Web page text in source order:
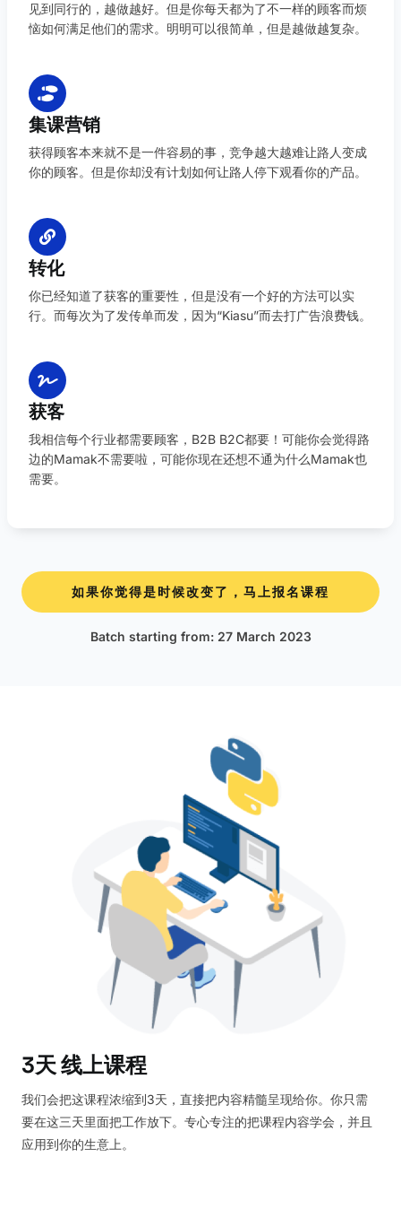
见到同行的，越做越好。但是你每天都为了不一样的顾客而烦
恼如何满足他们的需求。明明可以很简单，但是越做越复杂。
集课营销
获得顾客本来就不是一件容易的事，竞争越大越难让路人变成
你的顾客。但是你却没有计划如何让路人停下观看你的产品。
转化
你已经知道了获客的重要性，但是没有一个好的方法可以实
行。而每次为了发传单而发，因为“Kiasu”而去打广告浪费钱。
获客
我相信每个行业都需要顾客，B2B B2C都要！可能你会觉得路
边的Mamak不需要啦，可能你现在还想不通为什么Mamak也
需要。
如果你觉得是时候改变了，马上报名课程
Batch starting from: 27 March 2023​
3天 线上课程
我们会把这课程浓缩到3天，直接把内容精髓呈现给你。你只需
要在这三天里面把工作放下。专心专注的把课程内容学会，并且
应用到你的生意上。